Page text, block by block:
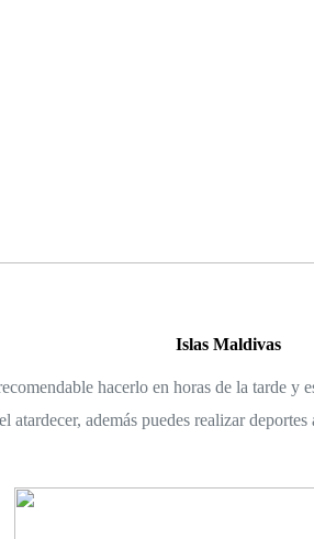
Islas Maldivas
hacerlo en horas de la tarde y
atardecer, además puedes realizar